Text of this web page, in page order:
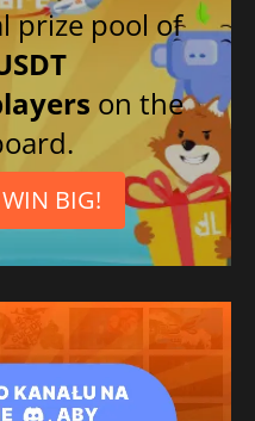
prize pool of
on the
BIG!